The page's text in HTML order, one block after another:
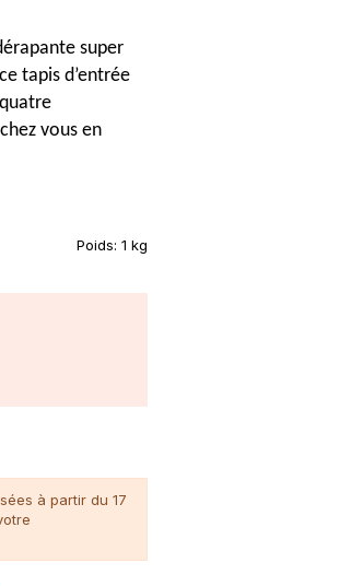
super
tapis d’entrée
vous en
Poids: 1 kg
à partir du 17